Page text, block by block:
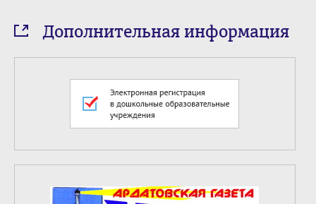
Дополнительная информация